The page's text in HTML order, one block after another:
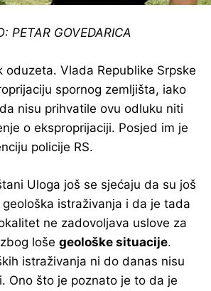
PETAR GOVEDARICA
oduzeta. Vlada Republike Srpske
spornog zemljišta, iako
nisu prihvatile ovu odluku niti
o eksproprijaciji. Posjed im je
policije RS.
Uloga još se sjećaju da su još
istraživanja i da je tada
ne zadovoljava uslove za
loše geološke situacije.
istraživanja ni do danas nisu
Ono što je poznato je to da je